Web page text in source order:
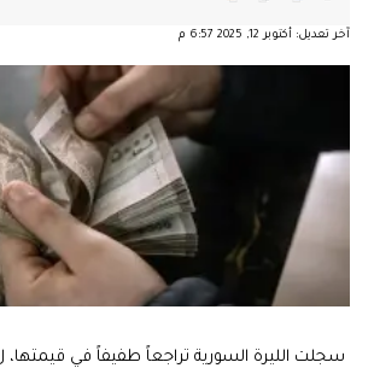
آخر تعديل: أكتوبر 12, 2025 6:57 م
سجلت الليرة السورية تراجعاً طفيفاً في قيمتها،